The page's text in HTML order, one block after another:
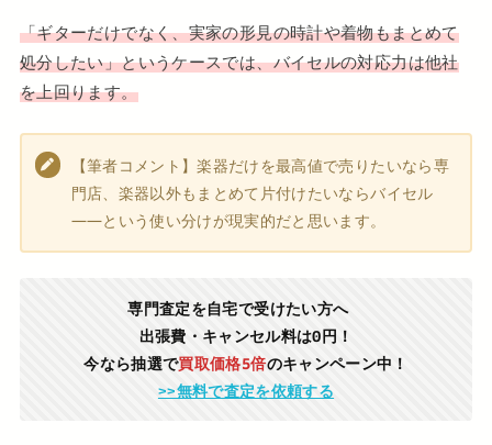
「ギターだけでなく、実家の形見の時計や着物もまとめて
処分したい」というケースでは、バイセルの対応力は他社
を上回ります。
【筆者コメント】楽器だけを最高値で売りたいなら専
門店、楽器以外もまとめて片付けたいならバイセル
——という使い分けが現実的だと思います。
専門査定を自宅で受けたい方へ
出張費・キャンセル料は0円！
今なら抽選で買取価格5倍のキャンペーン中！
>>無料で査定を依頼する